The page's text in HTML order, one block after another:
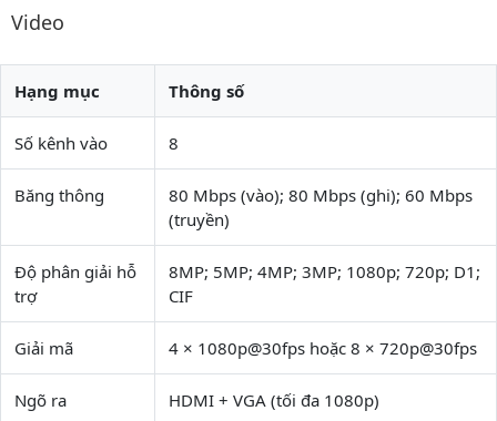
Video
Hạng mục Thông số
Số kênh vào 8
Băng thông
80 Mbps (vào); 80 Mbps (ghi); 60 Mbps
(truyền)
Độ phân giải hỗ
trợ
8MP; 5MP; 4MP; 3MP; 1080p; 720p; D1;
CIF
Giải mã 4 × 1080p@30fps hoặc 8 × 720p@30fps
Ngõ ra HDMI + VGA (tối đa 1080p)